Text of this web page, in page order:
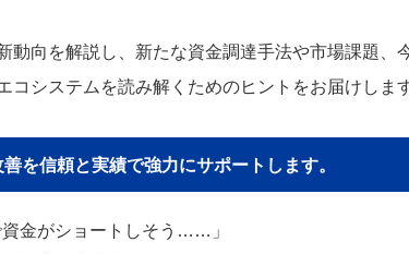
向を解説し、新たな資金調達手法や市場課題、
システムを読み解くためのヒントをお届けしま
を信頼と実績で強力にサポートします。
資金がショートしそう……」